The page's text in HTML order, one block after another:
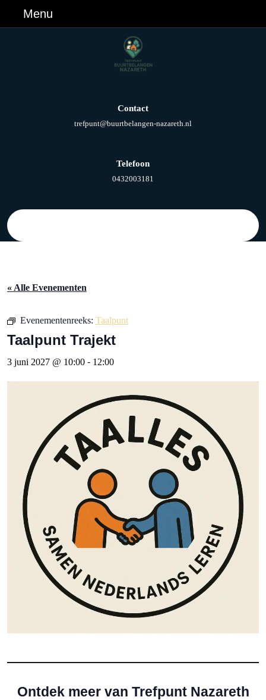
Menu
Contact
trefpunt@buurtbelangen-nazareth.nl
Telefoon
0432003181
« Alle Evenementen
Evenementenreeks: Taalpunt
Taalpunt Trajekt
3 juni 2027 @ 10:00 - 12:00
Ontdek meer van Trefpunt Nazareth